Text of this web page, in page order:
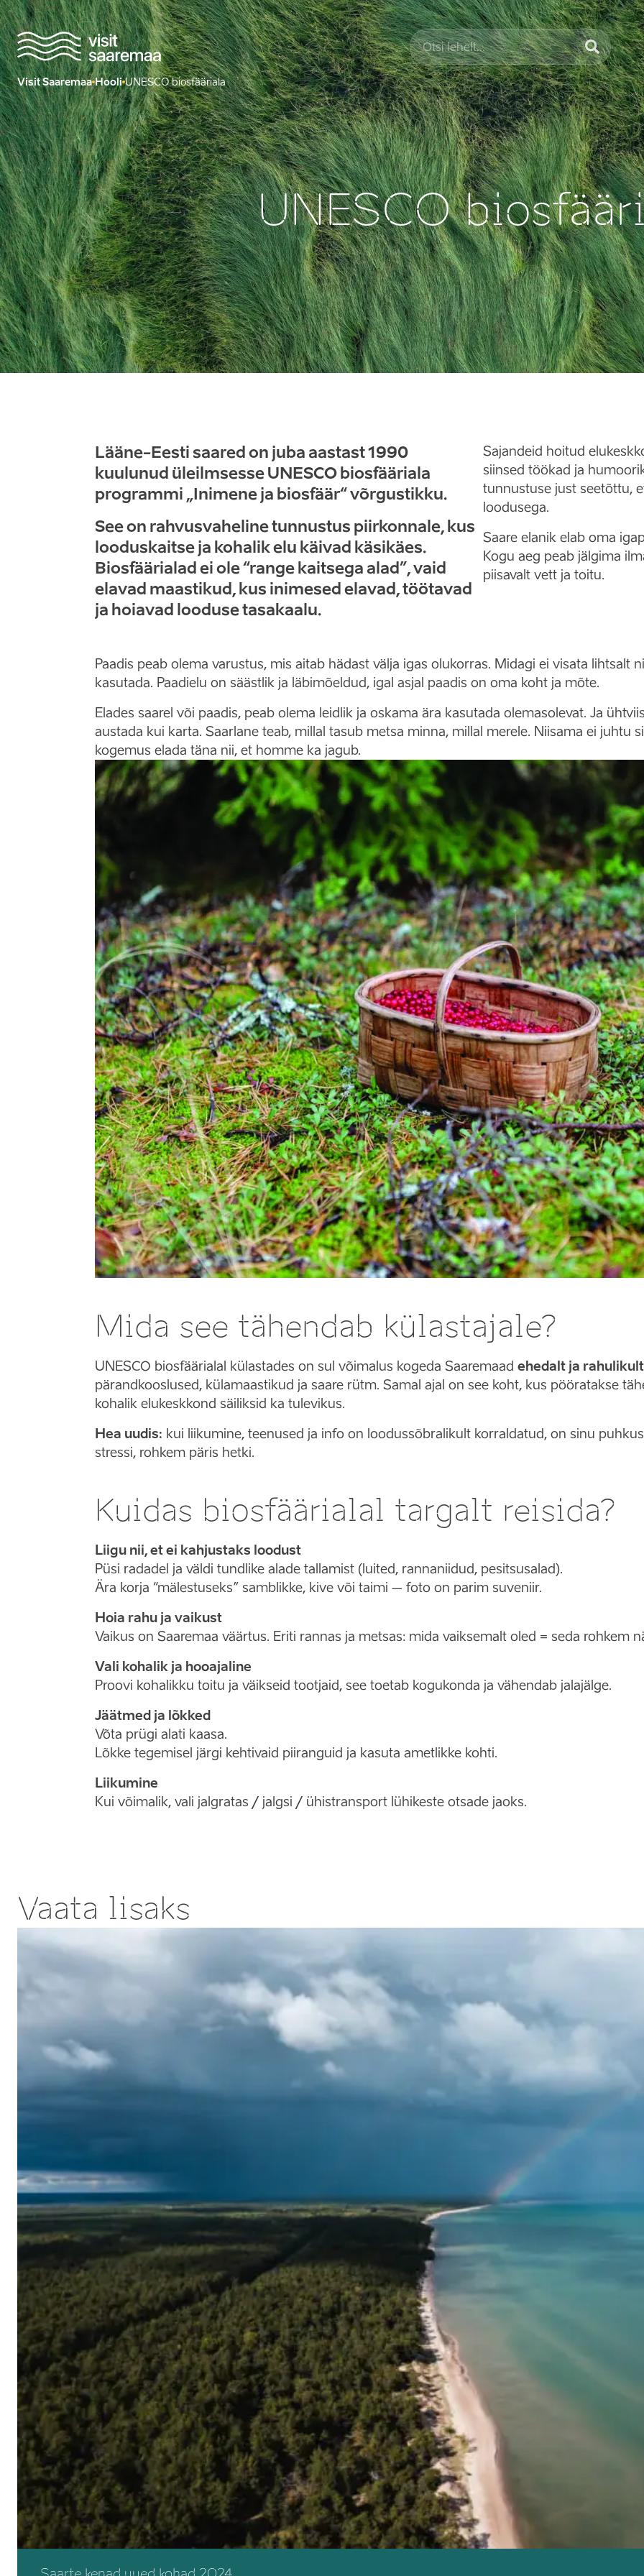
Visit Saaremaa Hooli UNESCO biosfääriala
UNESCO
Lääne-Eesti saared on juba aastast 1990
kuulunud üleilmsesse UNESCO biosfääriala
programmi „Inimene ja biosfäär“ võrgustikku.
See on rahvusvaheline tunnustus piirkonnale, kus
looduskaitse ja kohalik elu käivad käsikäes.
Biosfäärialad ei ole “range kaitsega alad”, vaid
elavad maastikud, kus inimesed elavad, töötavad
ja hoiavad looduse tasakaalu.
Sajandeid hoitud
siinsed töökad ja
tunnustuse just seetõttu,
loodusega.
Saare elanik elab oma
Kogu aeg peab jälgima
piisavalt vett ja toitu.
Paadis peab olema varustus, mis aitab hädast välja igas olukorras. Midagi ei visata lihtsalt
kasutada. Paadielu on säästlik ja läbimõeldud, igal asjal paadis on oma koht ja mõte.
Elades saarel või paadis, peab olema leidlik ja oskama ära kasutada olemasolevat. Ja
austada kui karta. Saarlane teab, millal tasub metsa minna, millal merele. Niisama ei juhtu
kogemus elada täna nii, et homme ka jagub.
Mida see tähendab külastajale?
UNESCO biosfäärialal külastades on sul võimalus kogeda Saaremaad ehedalt ja rahulikult
pärandkooslused, külamaastikud ja saare rütm. Samal ajal on see koht, kus pööratakse
kohalik elukeskkond säiliksid ka tulevikus.
Hea uudis: kui liikumine, teenused ja info on loodussõbralikult korraldatud, on sinu
stressi, rohkem päris hetki.
Kuidas biosfäärialal targalt reisida?
Liigu nii, et ei kahjustaks loodust
Püsi radadel ja väldi tundlike alade tallamist (luited, rannaniidud, pesitsusalad).
Ära korja “mälestuseks” samblikke, kive või taimi – foto on parim suveniir.
Hoia rahu ja vaikust
Vaikus on Saaremaa väärtus. Eriti rannas ja metsas: mida vaiksemalt oled = seda rohkem
Vali kohalik ja hooajaline
Proovi kohalikku toitu ja väikseid tootjaid, see toetab kogukonda ja vähendab jalajälge.
Jäätmed ja lõkked
Võta prügi alati kaasa.
Lõkke tegemisel järgi kehtivaid piiranguid ja kasuta ametlikke kohti.
Liikumine
Kui võimalik, vali jalgratas / jalgsi / ühistransport lühikeste otsade jaoks.
Vaata lisaks